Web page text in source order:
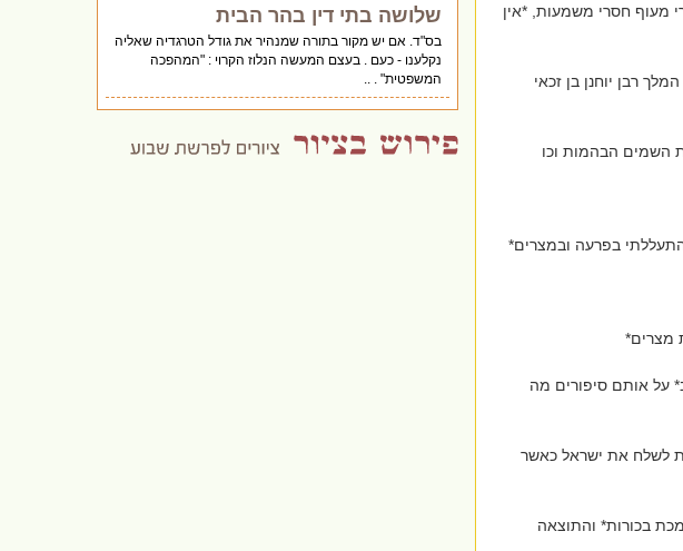
מעוף חסרי משמעות, *אין
רבן יוחנן בן זכאי
השמים הבהמות וכו
בפרעה ובמצרים*
מצרים*
על אותם סיפורים מה
לשלח את ישראל כאשר
בכורות* והתוצאה
שלושה בתי דין בהר הבית
בס"ד. אם יש מקור בתורה שמנהיר את גודל הטרגדיה שאליה
נקלענו - כעם . בעצם המעשה הנלוז הקרוי : "המהפכה
המשפטית" . ..